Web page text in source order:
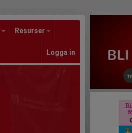
Resurser
Logga in